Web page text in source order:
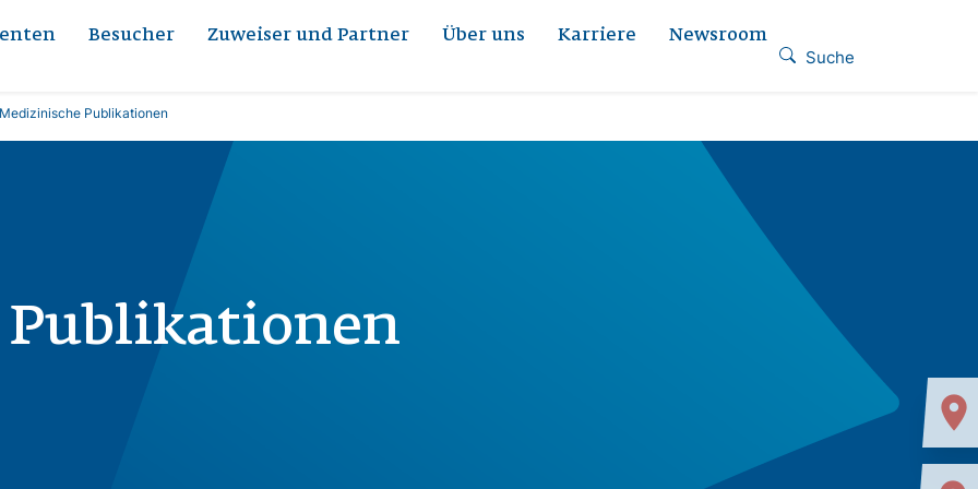
Besucher Zuweiser und Partner Über uns Karriere Newsroom
Suche
Medizinische Publikationen
location_on